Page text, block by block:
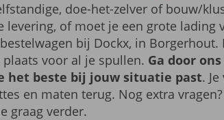
doe-het-zelver of bouw/
levering, of moet je een grote lading
bij Dockx, in Borgerhout.
voor al je spullen. Ga door
het beste bij jouw situatie past.
en maten terug. Nog extra vragen?
graag verder.